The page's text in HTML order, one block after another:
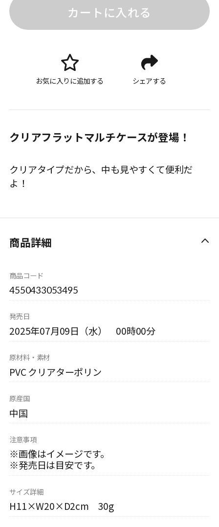
カートに入れる
お気に入りに追加する シェアする
クリアフラットマルチケースが登場！
クリアタイプだから、中も見やすくて便利だ
よ！
商品詳細
商品コード
4550433053495
発売日
2025年07月09日（水） 00時00分
原材料・素材
PVC クリアターポリン
原産国
中国
注意事項
※画像はイメージです。
※発売日は目安です。
サイズ詳細
H11×W20×D2cm 30g